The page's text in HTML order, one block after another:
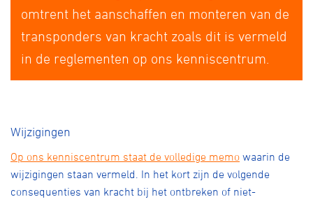
omtrent het aanschaffen en monteren van de
transponders van kracht zoals dit is vermeld
in de reglementen op ons kenniscentrum.
Wijzigingen
Op ons kenniscentrum staat de volledige memo waarin de
wijzigingen staan vermeld. In het kort zijn de volgende
consequenties van kracht bij het ontbreken of niet-